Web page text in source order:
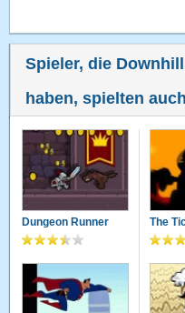
Spieler, die
haben, spielten
Dungeon Runner The